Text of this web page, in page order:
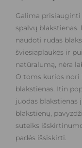
Galima
spalvų
naudoti rudas
šviesiaplaukės ir
natūralumą, nėra
O toms kurios nori
blakstienas. Itin
juodas blakstienas
blakstienų,
suteiks
padės išsiskirti.